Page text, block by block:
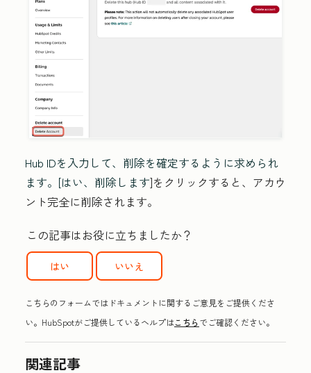
Hub IDを入力して、削除を確定するように求められ
ます。[はい、削除します]をクリックすると、アカウ
ント完全に削除されます。
この記事はお役に立ちましたか？
はい いいえ
こちらのフォームではドキュメントに関するご意見をご提供くださ
い。HubSpotがご提供しているヘルプはこちらでご確認ください。
関連記事